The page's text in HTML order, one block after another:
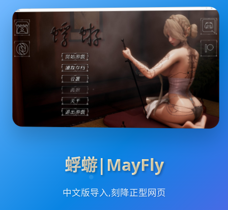
蜉蝣|MayFly
中文版导入,刻降正型网页